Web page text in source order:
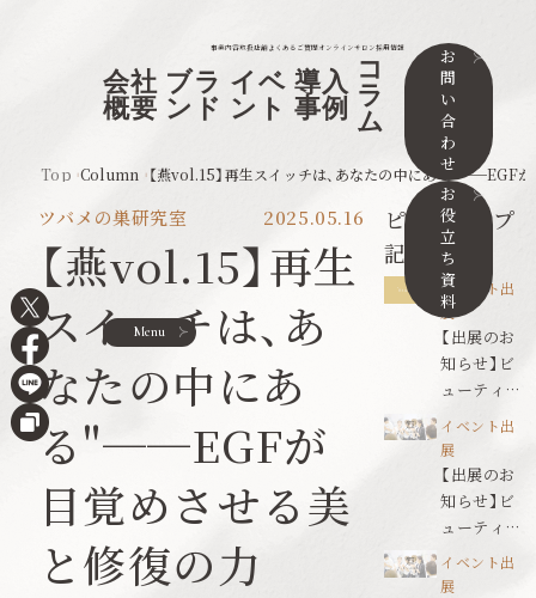
事業内容取扱店舗よくあるご質問オンラインサロン採用情報
会社
概要
ブラ
ンド
イベ
ント
導入
事例
コ
ラ
ム
お
問
い
合
わ
せ
お
役
立
ち
資
料
Menu
Top Column 【燕vol.15】再生スイッチは、あなたの中にある"──EGF
ツバメの巣研究室 2025.05.16
【燕vol.15】再生
スイッチは、あ
なたの中にあ
る"──EGFが
目覚めさせる美
と修復の力
ピックアップ
記事
イベント出
展
【出展のお
知らせ】ビ
ューティワ
ールドジャ
パン東京
イベント出
展
【出展のお
知らせ】ビ
ューティワ
ールドジャ
パン名古屋
イベント出
展